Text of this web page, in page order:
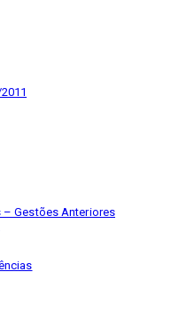
– Gestões Anteriores